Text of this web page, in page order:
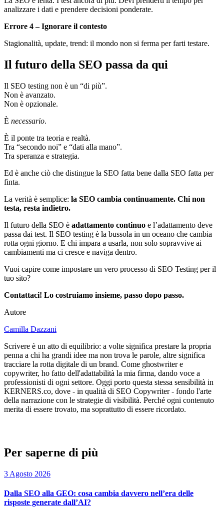
analizzare i dati e prendere decisioni ponderate.
Errore 4 – Ignorare il contesto
Stagionalità, update, trend: il mondo non si ferma per farti testare.
Il futuro della SEO passa da qui
Il SEO testing non è un “di più”.
Non è avanzato.
Non è opzionale.
È necessario.
È il ponte tra teoria e realtà.
Tra “secondo noi” e “dati alla mano”.
Tra speranza e strategia.
Ed è anche ciò che distingue la SEO fatta bene dalla SEO fatta per
finta.
La verità è semplice: la SEO cambia continuamente. Chi non
testa, resta indietro.
Il futuro della SEO è adattamento continuo e l’adattamento deve
passa dai test. Il SEO testing è la bussola in un oceano che cambia
rotta ogni giorno. E chi impara a usarla, non solo sopravvive ai
cambiamenti ma ci cresce e naviga dentro.
Vuoi capire come impostare un vero processo di SEO Testing per il
tuo sito?
Contattaci! Lo costruiamo insieme, passo dopo passo.
Autore
Camilla Dazzani
Scrivere è un atto di equilibrio: a volte significa prestare la propria
penna a chi ha grandi idee ma non trova le parole, altre significa
tracciare la rotta digitale di un brand. Come ghostwriter e
copywriter, ho fatto dell'adattabilità la mia firma, dando voce a
professionisti di ogni settore. Oggi porto questa stessa sensibilità in
KERNERS.co, dove - in qualità di SEO Copywriter - fondo l'arte
della narrazione con le strategie di visibilità. Perché ogni contenuto
merita di essere trovato, ma soprattutto di essere ricordato.
Per saperne di più
3 Agosto 2026
Dalla SEO alla GEO: cosa cambia davvero nell’era delle
risposte generate dall’AI?